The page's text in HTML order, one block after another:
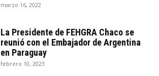
marzo 16, 2022
La Presidente de FEHGRA Chaco se
reunió con el Embajador de Argentina
en Paraguay
febrero 10, 2023